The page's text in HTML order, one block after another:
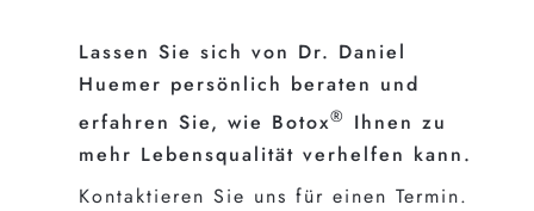
Lassen Sie sich von Dr. Daniel
Huemer persönlich beraten und
erfahren Sie, wie Botox® Ihnen zu
mehr Lebensqualität verhelfen kann.
Kontaktieren Sie uns für einen Termin.